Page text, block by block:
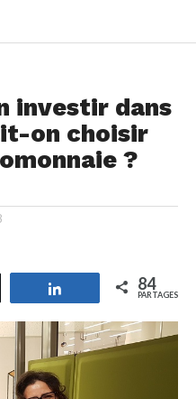
investir dans
on choisir
?
Partagez 84
PARTAGES